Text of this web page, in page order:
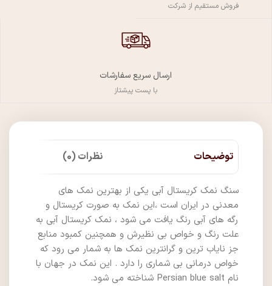
فروش مستقیم از شرکت
ارسال سریع سفارشات
با پست پیشتاز
توضیحات نظرات (0)
سنگ نمک کریستال آبی یکی از بهترین نمک های
معدنی در ایران است ،این نمک به صورت کریستال و
رگه های آبی رنگ یافت می شود ، نمک کریستال آبی به
علت رنگ و خواص بی نظیرش و همچنین کمبود منابع
جز نایاب ترین و گرانترین نمک ها به شمار می رود که
خواص درمانی بی شماری را دارد . این نمک در جهان با
نام Persian blue salt شناخته می شود.